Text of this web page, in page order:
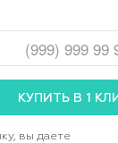
вы даете